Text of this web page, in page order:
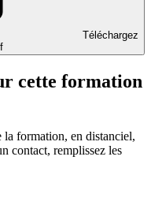
Téléchargez
cette formation
formation, en distanciel,
contact, remplissez les